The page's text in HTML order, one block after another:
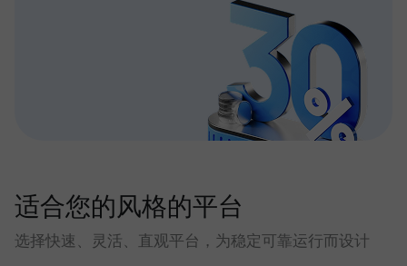
适合您的风格的平台
选择快速、灵活、直观平台，为稳定可靠运行而设计